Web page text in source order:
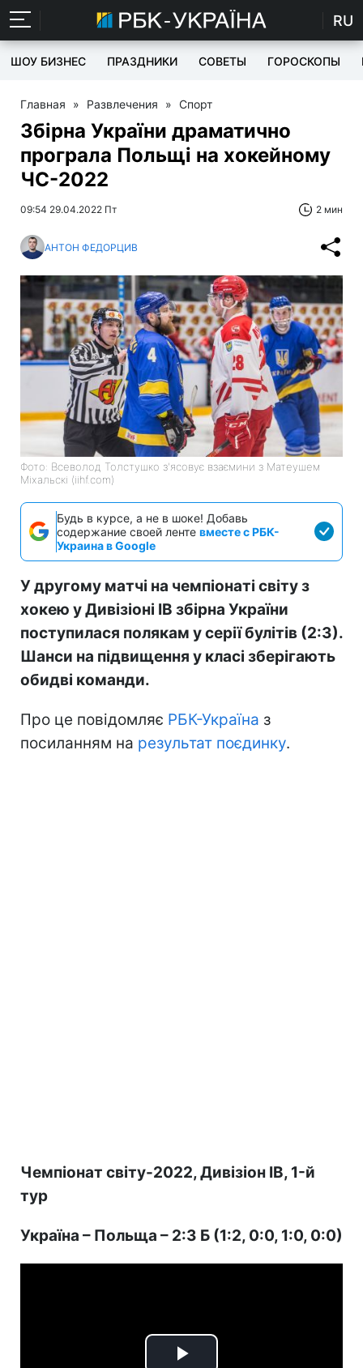
RU
ШОУ БИЗНЕС ПРАЗДНИКИ СОВЕТЫ ГОРОСКОПЫ
Главная » Развлечения » Спорт
Збірна України драматично
програла Польщі на хокейному
ЧС-2022
09:54 29.04.2022 Пт 2 мин
АНТОН ФЕДОРЦИВ
Фото: Всеволод Толстушко з'ясовує взаємини з Матеушем
Міхальскі (iihf.com)
Будь в курсе, а не в шоке! Добавь
содержание своей ленте вместе с РБК-
Украина в Google
У другому матчі на чемпіонаті світу з
хокею у Дивізіоні IB збірна України
поступилася полякам у серії булітів (2:3).
Шанси на підвищення у класі зберігають
обидві команди.
Про це повідомляє РБК-Україна з
посиланням на результат поєдинку.
Чемпіонат світу-2022, Дивізіон IB, 1-й
тур
Україна – Польща – 2:3 Б (1:2, 0:0, 1:0, 0:0)